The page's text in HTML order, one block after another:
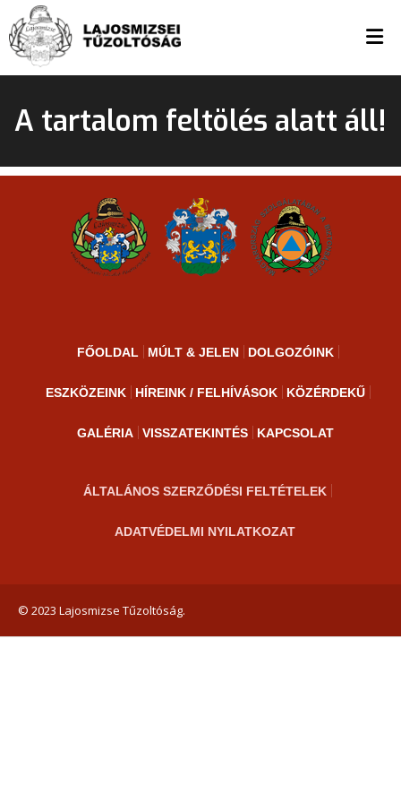
A tartalom feltölés alatt áll!
FŐOLDAL MÚLT & JELEN DOLGOZÓINK
ESZKÖZEINK HÍREINK / FELHÍVÁSOK KÖZÉRDEKŰ
GALÉRIA VISSZATEKINTÉS KAPCSOLAT
ÁLTALÁNOS SZERZŐDÉSI FELTÉTELEK
ADATVÉDELMI NYILATKOZAT
© 2023 Lajosmizse Tűzoltóság.